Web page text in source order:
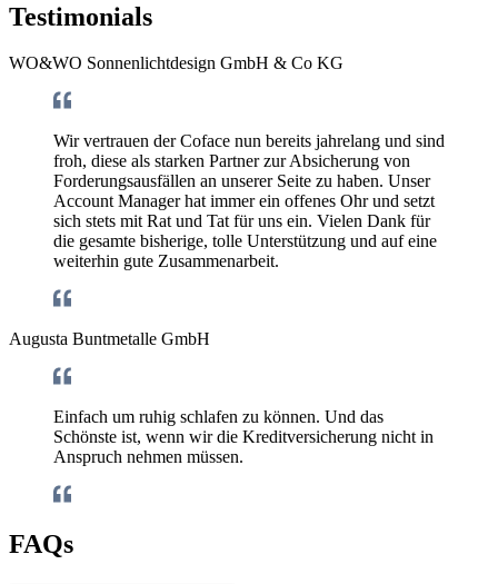
Testimonials
WO&WO Sonnenlichtdesign GmbH & Co KG
Wir vertrauen der Coface nun bereits jahrelang und sind
froh, diese als starken Partner zur Absicherung von
Forderungsausfällen an unserer Seite zu haben. Unser
Account Manager hat immer ein offenes Ohr und setzt
sich stets mit Rat und Tat für uns ein. Vielen Dank für
die gesamte bisherige, tolle Unterstützung und auf eine
weiterhin gute Zusammenarbeit.
Augusta Buntmetalle GmbH
Einfach um ruhig schlafen zu können. Und das
Schönste ist, wenn wir die Kreditversicherung nicht in
Anspruch nehmen müssen.
FAQs